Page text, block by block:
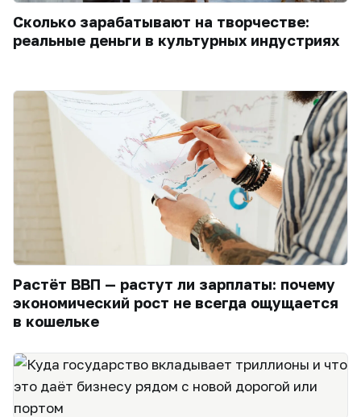
Сколько зарабатывают на творчестве:
реальные деньги в культурных индустриях
Растёт ВВП — растут ли зарплаты: почему
экономический рост не всегда ощущается
в кошельке